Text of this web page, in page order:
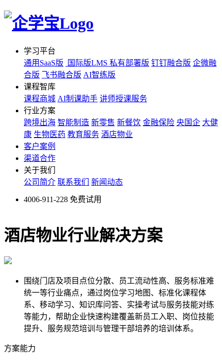
学习平台
通用SaaS版
国际版LMS 私有部署版 钉钉融合版 企微融
合版 飞书融合版 AI智练版
课程智库
课程商城 AI制课助手 讲师授课服务
行业方案
跨境出海 智能制造 新零售 新餐饮 金融保险 央国企 大健
康 生物医药 教育服务 酒店物业
客户案例
渠道合作
关于我们
公司简介 联系我们 新闻动态
4006-911-228 免费试用
酒店物业行业解决方案
围绕门店及项目点位分散、员工流动性高、服务标准难
统一等行业痛点，通过岗位学习地图、标准化课程体
系、移动学习、知识库问答、实操考试与服务技能对练
等能力，帮助企业快速构建覆盖新员工入职、岗位技能
提升、服务规范培训与管理干部培养的培训体系。
方案能力